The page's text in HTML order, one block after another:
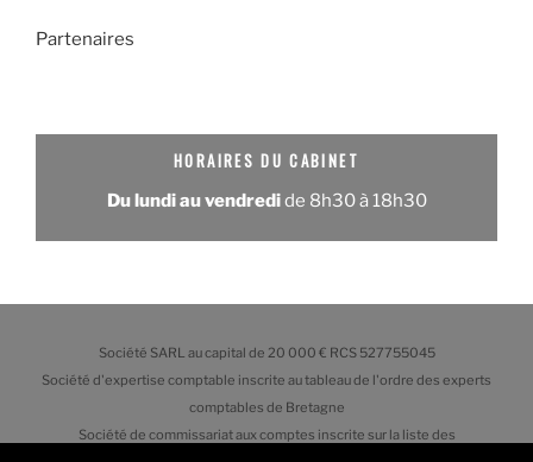
Partenaires
HORAIRES DU CABINET
Du lundi au vendredide 8h30 à 18h30
Société SARL au capital de 20 000 € RCS 527755045
Société d'expertise comptable inscrite au tableau de l'ordre des experts
comptables de Bretagne
Société de commissariat aux comptes inscrite sur la liste des